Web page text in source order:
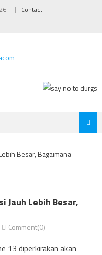
Contact
Jauh Lebih Besar,
Comment(0)
13 diperkirakan akan